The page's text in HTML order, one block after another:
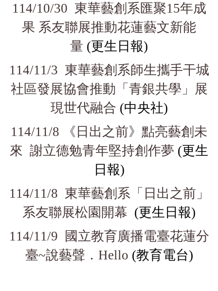
114/10/30 東華藝創系匯聚15年成
果 系友聯展推動花蓮藝文新能
量 (更生日報)
114/11/3 東華藝創系師生攜手干城
社區發展協會推動「青銀共學」展
現世代融合 (中央社)
114/11/8 《日出之前》點亮藝創未
來 謝立德勉青年堅持創作夢 (更生
日報)
114/11/8 東華藝創系「日出之前」
系友聯展松園開幕 (更生日報)
114/11/9 國立教育廣播電臺花蓮分
臺~說藝聲．Hello (教育電台)